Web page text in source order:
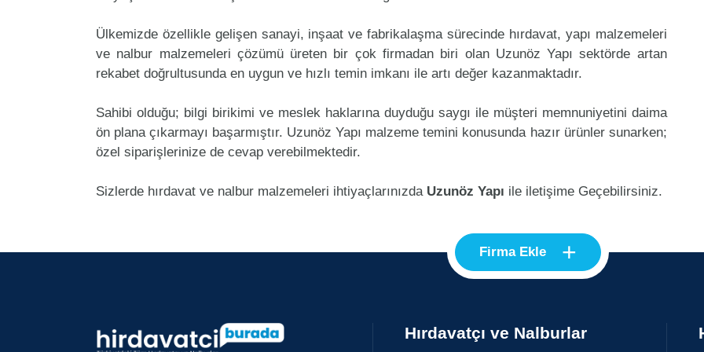
Ülkemizde özellikle gelişen sanayi, inşaat ve fabrikalaşma sürecinde hırdavat, yapı malzemeleri
ve nalbur malzemeleri çözümü üreten bir çok firmadan biri olan Uzunöz Yapı sektörde artan
rekabet doğrultusunda en uygun ve hızlı temin imkanı ile artı değer kazanmaktadır.
Sahibi olduğu; bilgi birikimi ve meslek haklarına duyduğu saygı ile müşteri memnuniyetini daima
ön plana çıkarmayı başarmıştır. Uzunöz Yapı malzeme temini konusunda hazır ürünler sunarken;
özel siparişlerinize de cevap verebilmektedir.
Sizlerde hırdavat ve nalbur malzemeleri ihtiyaçlarınızda Uzunöz Yapı ile iletişime Geçebilirsiniz.
Firma Ekle +
Hırdavatçı ve Nalburlar